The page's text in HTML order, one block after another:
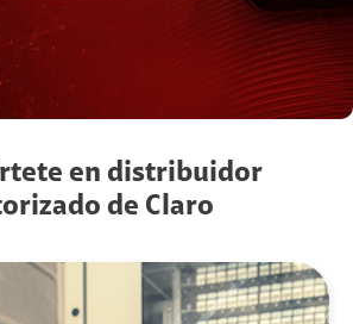
en distribuidor
de Claro